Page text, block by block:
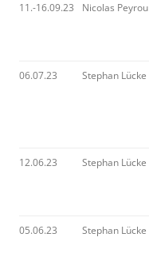
11.-16.09.23 Nicolas Peyrou
06.07.23 Stephan Lücke
12.06.23 Stephan Lücke
05.06.23 Stephan Lücke